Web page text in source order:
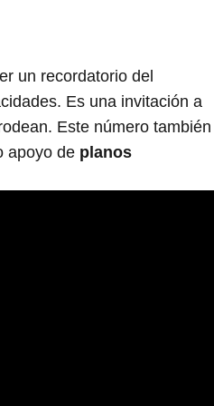
un recordatorio del
Es una invitación a
Este número también
apoyo de planos